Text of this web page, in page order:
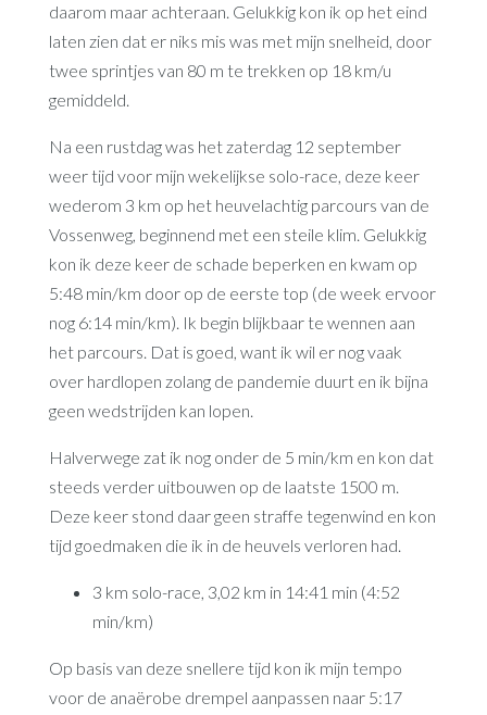
daarom maar achteraan. Gelukkig kon ik op het eind
laten zien dat er niks mis was met mijn snelheid, door
twee sprintjes van 80 m te trekken op 18 km/u
gemiddeld.
Na een rustdag was het zaterdag 12 september
weer tijd voor mijn wekelijkse solo-race, deze keer
wederom 3 km op het heuvelachtig parcours van de
Vossenweg, beginnend met een steile klim. Gelukkig
kon ik deze keer de schade beperken en kwam op
5:48 min/km door op de eerste top (de week ervoor
nog 6:14 min/km). Ik begin blijkbaar te wennen aan
het parcours. Dat is goed, want ik wil er nog vaak
over hardlopen zolang de pandemie duurt en ik bijna
geen wedstrijden kan lopen.
Halverwege zat ik nog onder de 5 min/km en kon dat
steeds verder uitbouwen op de laatste 1500 m.
Deze keer stond daar geen straffe tegenwind en kon
tijd goedmaken die ik in de heuvels verloren had.
3 km solo-race, 3,02 km in 14:41 min (4:52
min/km)
Op basis van deze snellere tijd kon ik mijn tempo
voor de anaërobe drempel aanpassen naar 5:17